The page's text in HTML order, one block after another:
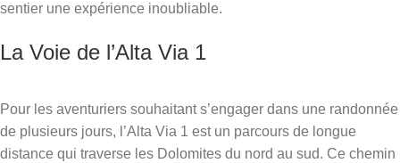
sentier une expérience inoubliable.
La Voie de l’Alta Via 1
Pour les aventuriers souhaitant s’engager dans une randonnée
de plusieurs jours, l’Alta Via 1 est un parcours de longue
distance qui traverse les Dolomites du nord au sud. Ce chemin